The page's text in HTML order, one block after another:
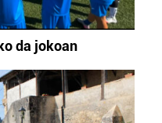
da jokoan